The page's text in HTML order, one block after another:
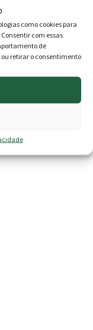
como cookies para
com essas
de
ou retirar o consentimento